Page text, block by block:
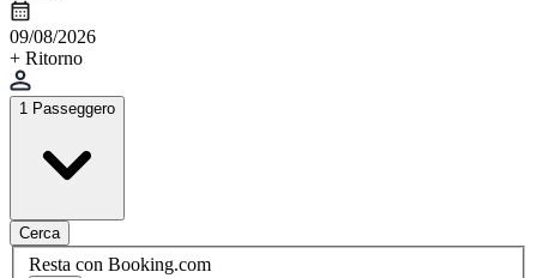
09/08/2026
+ Ritorno
1 Passeggero
Cerca
Resta con Booking.com